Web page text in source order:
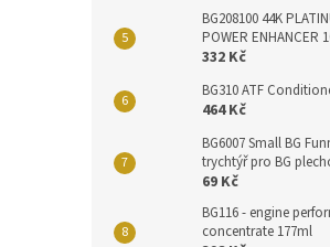
BG208100 44K
POWER ENHANCER
332 Kč
BG310 ATF
464 Kč
BG6007 Small BG
trychtýř pro BG
69 Kč
BG116 - engine
concentrate 177ml